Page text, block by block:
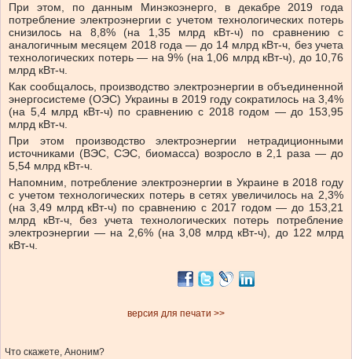
При этом, по данным Минэкоэнерго, в декабре 2019 года
потребление электроэнергии с учетом технологических потерь
снизилось на 8,8% (на 1,35 млрд кВт-ч) по сравнению с
аналогичным месяцем 2018 года — до 14 млрд кВт-ч, без учета
технологических потерь — на 9% (на 1,06 млрд кВт-ч), до 10,76
млрд кВт-ч.
Как сообщалось, производство электроэнергии в объединенной
энергосистеме (ОЭС) Украины в 2019 году сократилось на 3,4%
(на 5,4 млрд кВт-ч) по сравнению с 2018 годом — до 153,95
млрд кВт-ч.
При этом производство электроэнергии нетрадиционными
источниками (ВЭС, СЭС, биомасса) возросло в 2,1 раза — до
5,54 млрд кВт-ч.
Напомним, потребление электроэнергии в Украине в 2018 году
с учетом технологических потерь в сетях увеличилось на 2,3%
(на 3,49 млрд кВт-ч) по сравнению с 2017 годом — до 153,21
млрд кВт-ч, без учета технологических потерь потребление
электроэнергии — на 2,6% (на 3,08 млрд кВт-ч), до 122 млрд
кВт-ч.
версия для печати >>
Что скажете, Аноним?